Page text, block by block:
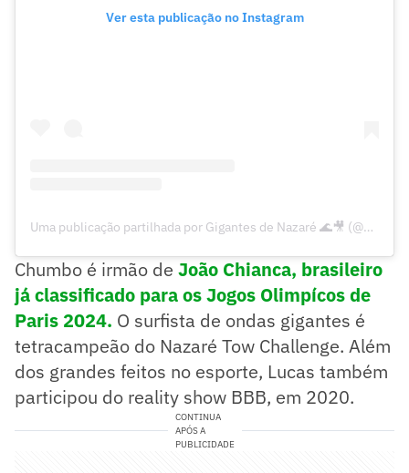
Ver esta publicação no Instagram
Uma publicação partilhada por Gigantes de Nazaré 🌊🎥 (@gigantesdenazare)
Chumbo é irmão de João Chianca, brasileiro
já classificado para os Jogos Olimpícos de
Paris 2024. O surfista de ondas gigantes é
tetracampeão do Nazaré Tow Challenge. Além
dos grandes feitos no esporte, Lucas também
participou do reality show BBB, em 2020.
CONTINUA
APÓS A
PUBLICIDADE